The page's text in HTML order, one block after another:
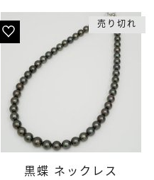
売り切れ
黒蝶 ネックレス